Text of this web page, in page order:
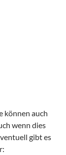
können auch
wenn dies
gibt es